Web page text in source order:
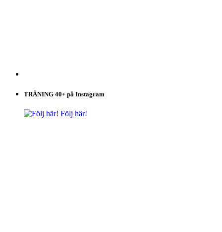
TRÄNING 40+ på Instagram
Följ här!